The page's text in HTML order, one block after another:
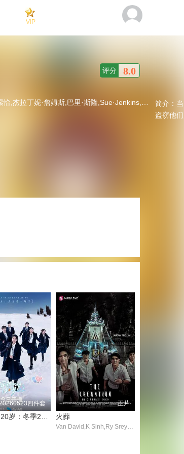
VIP
评分 8.0
,奥索利亚·茱莉娅·帕普,莫娜·古德温,肖恩·梅森,Eileen·O'Brien,Max·Ainsworth,Sophie·Mensah,Anton·Bibby,Gemma·Barraclough,Rose·McDermott 简介：
盗窃他
四件套 正片
火葬